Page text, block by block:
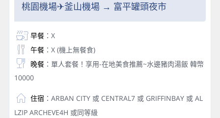
桃園機場✈︎釜山機場 → 富平罐頭夜市
早餐：X
午餐：X (機上無餐食)
晚餐：單人套餐！享用-在地美食推薦~水邊豬肉湯飯 韓幣
10000
住宿 ：ARBAN CITY 或 CENTRAL7 或 GRIFFINBAY 或 AL
LZIP ARCHEVE4H 或同等級